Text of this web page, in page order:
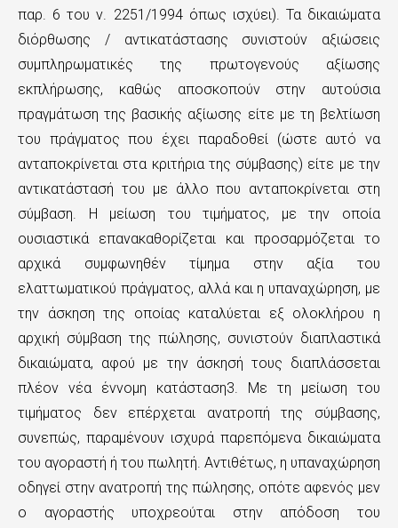
παρ. 6 του ν. 2251/1994 όπως ισχύει). Τα δικαιώματα
διόρθωσης / αντικατάστασης συνιστούν αξιώσεις
συμπληρωματικές της πρωτογενούς αξίωσης
εκπλήρωσης, καθώς αποσκοπούν στην αυτούσια
πραγμάτωση της βασικής αξίωσης είτε με τη βελτίωση
του πράγματος που έχει παραδοθεί (ώστε αυτό να
ανταποκρίνεται στα κριτήρια της σύμβασης) είτε με την
αντικατάστασή του με άλλο που ανταποκρίνεται στη
σύμβαση. Η μείωση του τιμήματος, με την οποία
ουσιαστικά επανακαθορίζεται και προσαρμόζεται το
αρχικά συμφωνηθέν τίμημα στην αξία του
ελαττωματικού πράγματος, αλλά και η υπαναχώρηση, με
την άσκηση της οποίας καταλύεται εξ ολοκλήρου η
αρχική σύμβαση της πώλησης, συνιστούν διαπλαστικά
δικαιώματα, αφού με την άσκησή τους διαπλάσσεται
πλέον νέα έννομη κατάσταση3. Με τη μείωση του
τιμήματος δεν επέρχεται ανατροπή της σύμβασης,
συνεπώς, παραμένουν ισχυρά παρεπόμενα δικαιώματα
του αγοραστή ή του πωλητή. Αντιθέτως, η υπαναχώρηση
οδηγεί στην ανατροπή της πώλησης, οπότε αφενός μεν
ο αγοραστής υποχρεούται στην απόδοση του